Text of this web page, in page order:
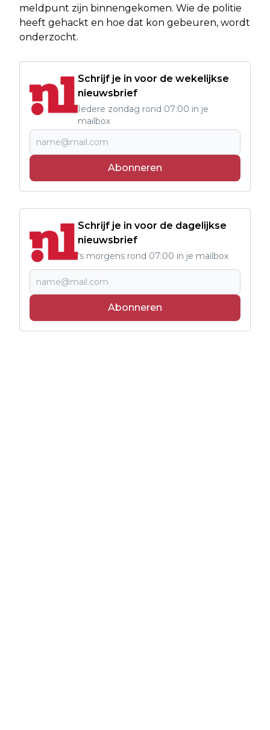
meldpunt zijn binnengekomen. Wie de politie
heeft gehackt en hoe dat kon gebeuren, wordt
onderzocht.
Schrijf je in voor de wekelijkse
nieuwsbrief
Iedere zondag rond 07:00 in je
mailbox
Abonneren
Schrijf je in voor de dagelijkse
nieuwsbrief
's morgens rond 07:00 in je mailbox
Abonneren